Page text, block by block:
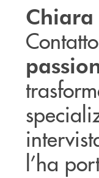
Chiara
l’ha